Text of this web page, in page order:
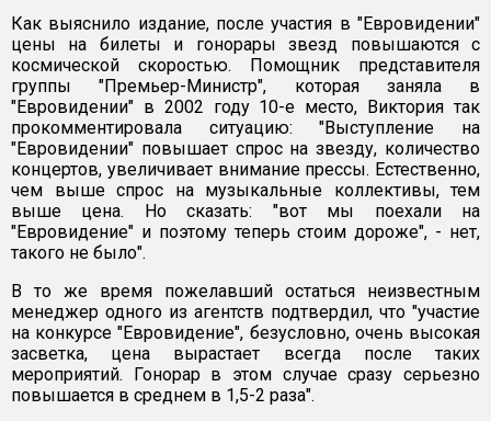
Как выяснило издание, после участия в "Евровидении"
цены на билеты и гонорары звезд повышаются с
космической скоростью. Помощник представителя
группы "Премьер-Министр", которая заняла в
"Евровидении" в 2002 году 10-е место, Виктория так
прокомментировала ситуацию: "Выступление на
"Евровидении" повышает спрос на звезду, количество
концертов, увеличивает внимание прессы. Естественно,
чем выше спрос на музыкальные коллективы, тем
выше цена. Но сказать: "вот мы поехали на
"Евровидение" и поэтому теперь стоим дороже", - нет,
такого не было".
В то же время пожелавший остаться неизвестным
менеджер одного из агентств подтвердил, что "участие
на конкурсе "Евровидение", безусловно, очень высокая
засветка, цена вырастает всегда после таких
мероприятий. Гонорар в этом случае сразу серьезно
повышается в среднем в 1,5-2 раза".